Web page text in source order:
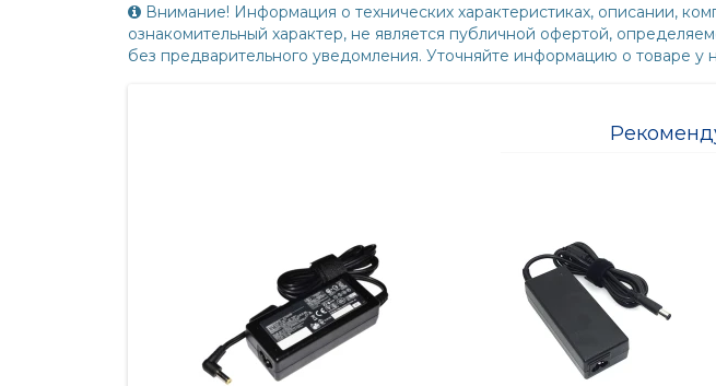
Внимание! Информация о технических характеристиках, описании,
ознакомительный характер, не является публичной офертой,
без предварительного уведомления. Уточняйте информацию о товаре